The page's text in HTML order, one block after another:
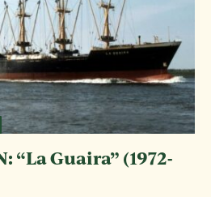
“La Guaira” (1972-